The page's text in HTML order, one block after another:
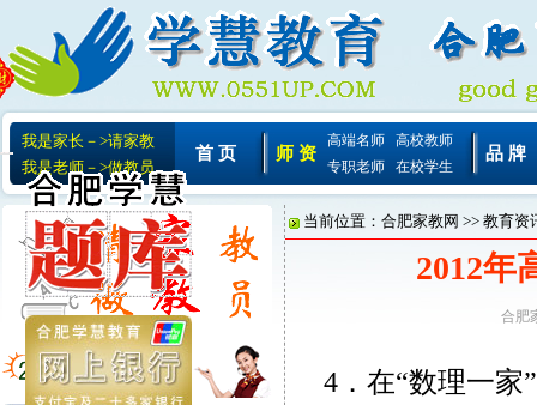
我是家长－>请家教
我是老师－>做教员
首 页 师 资
高端名师
高校教师
专职老师
在校学生
品 牌
当前位置： 合肥家教网 >> 教育资
2012年
合肥
4．在“数理一家